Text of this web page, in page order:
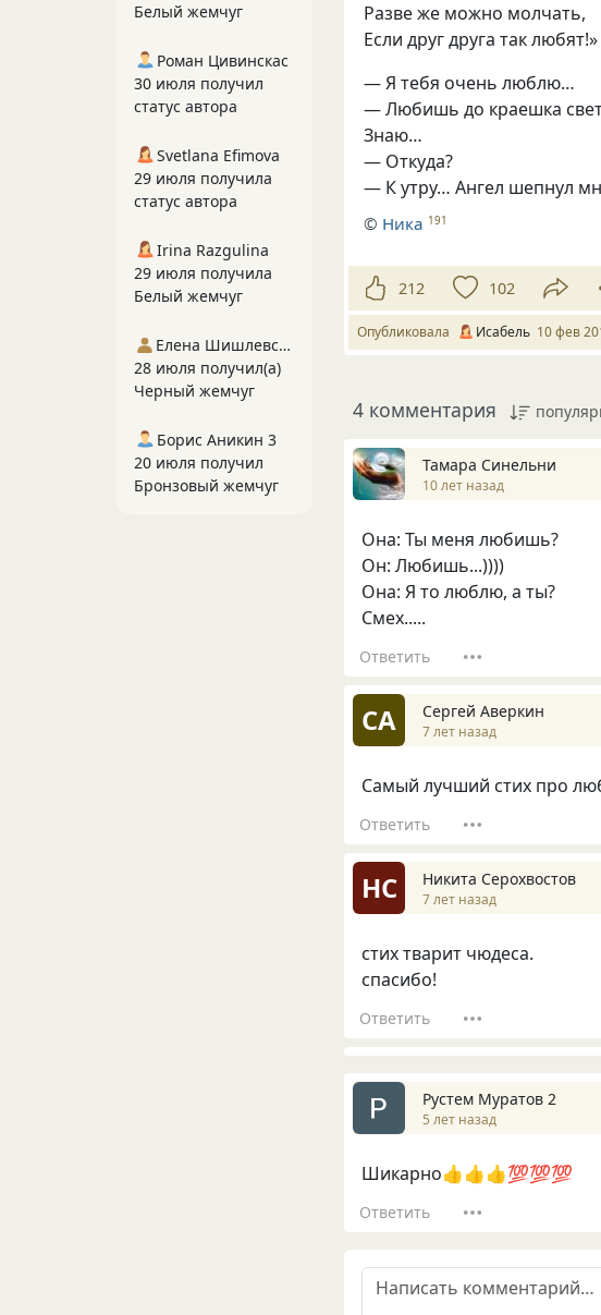
Разве же можно молчать,
Если друг друга так любят!»
— Я тебя очень люблю…
— Любишь до краешка
Знаю…
— Откуда?
— К утру… Ангел шепнул
© Ника 191
212 102
Опубликовала Исабель 10 фев
4 комментария
Тамара Синельни
10 лет назад
Она: Ты меня любишь?
Он: Любишь...))))
Она: Я то люблю, а ты?
Смех.....
Ответить
СА Сергей Аверкин
7 лет назад
Самый лучший стих про
Ответить
НС Никита Серохвостов
7 лет назад
стих тварит чюдеса.
спасибо!
Ответить
Рустем Муратов 2
5 лет назад
Шикарно👍👍👍💯💯💯
Ответить
Белый жемчуг
Роман Цивинскас
30 июля получил
статус автора
Svetlana Efimova
29 июля получила
статус автора
Irina Razgulina
29 июля получила
Белый жемчуг
Елена Шишлевская
28 июля получил(а)
Черный жемчуг
Борис Аникин 3
20 июля получил
Бронзовый жемчуг